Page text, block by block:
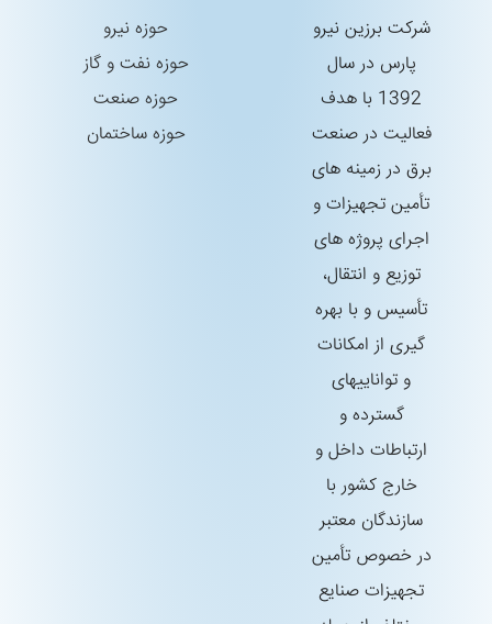
شركت برزین نیرو
پارس در سال
1392 با هدف
فعالیت در صنعت
برق در زمینه های
تأمین تجهیزات و
اجرای پروژه های
توزیع و انتقال،
تأسیس و با بهره
گیری از امكانات
و تواناییهای
گسترده و
ارتباطات داخل و
خارج كشور با
سازندگان معتبر
در خصوص تأمین
تجهیزات صنایع
حوزه نیرو
حوزه نفت و گاز
حوزه صنعت
حوزه ساختمان